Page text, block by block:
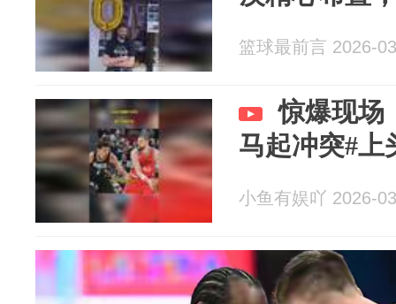
篮球最前言 2026-
惊爆现场
马起冲突#上
小鱼有娱吖 2026-